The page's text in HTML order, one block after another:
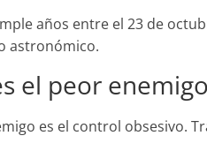
años entre el 23 de
astronómico.
el peor
es el control obsesivo.